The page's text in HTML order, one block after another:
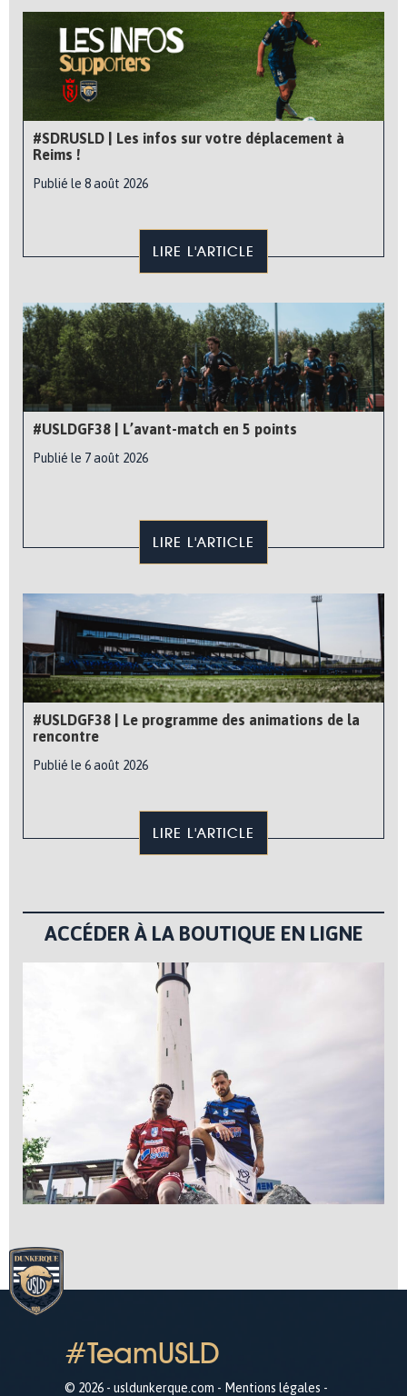
#SDRUSLD | Les infos sur votre déplacement à
Reims !
Publié le 8 août 2026
LIRE L'ARTICLE
#USLDGF38 | L’avant-match en 5 points
Publié le 7 août 2026
LIRE L'ARTICLE
#USLDGF38 | Le programme des animations de la
rencontre
Publié le 6 août 2026
LIRE L'ARTICLE
ACCÉDER À LA BOUTIQUE EN LIGNE
#TeamUSLD
© 2026 - usldunkerque.com - Mentions légales -